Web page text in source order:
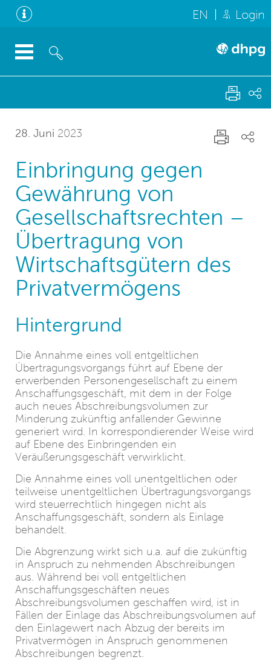
EN Login
28. Juni 2023
Einbringung gegen
Gewährung von
Gesellschaftsrechten –
Übertragung von
Wirtschaftsgütern des
Privatvermögens
Hintergrund
Die Annahme eines voll entgeltlichen
Übertragungsvorgangs führt auf Ebene der
erwerbenden Personengesellschaft zu einem
Anschaffungsgeschäft, mit dem in der Folge
auch neues Abschreibungsvolumen zur
Minderung zukünftig anfallender Gewinne
generiert wird. In korrespondierender Weise wird
auf Ebene des Einbringenden ein
Veräußerungsgeschäft verwirklicht.
Die Annahme eines voll unentgeltlichen oder
teilweise unentgeltlichen Übertragungsvorgangs
wird steuerrechtlich hingegen nicht als
Anschaffungsgeschäft, sondern als Einlage
behandelt.
Die Abgrenzung wirkt sich u.a. auf die zukünftig
in Anspruch zu nehmenden Abschreibungen
aus. Während bei voll entgeltlichen
Anschaffungsgeschäften neues
Abschreibungsvolumen geschaffen wird, ist in
Fällen der Einlage das Abschreibungsvolumen auf
den Einlagewert nach Abzug der bereits im
Privatvermögen in Anspruch genommenen
Abschreibungen begrenzt.